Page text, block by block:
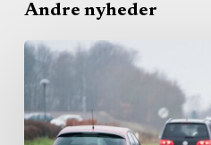
Andre nyheder
Region
bruger
millioner